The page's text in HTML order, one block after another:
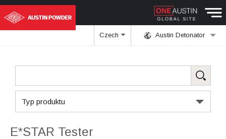
Austin Detonator
Czech
Typ produktu
E*STAR Tester